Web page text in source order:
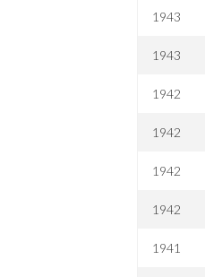
1943
1943
1942
1942
1942
1942
1941